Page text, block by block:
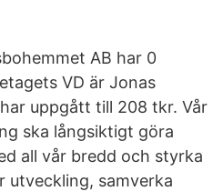
AB har 0
VD är Jonas
uppgått till 208 tkr. Vår
ska långsiktigt göra
all vår bredd och styrka
utveckling, samverka